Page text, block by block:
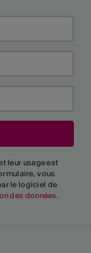
leur usage est
vous
le logiciel de
des données.